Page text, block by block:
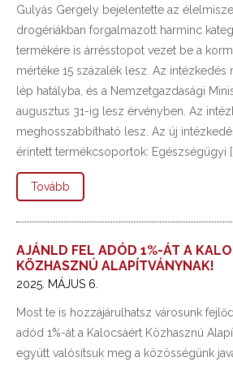
Gulyás Gergely bejelentette az
drogériákban forgalmazott harminc
termékére is árrésstopot vezet be a
mértéke 15 százalék lesz. Az intézkedés
lép hatályba, és a Nemzetgazdasági
augusztus 31-ig lesz érvényben. Az
meghosszabbítható lesz. Az új
érintett termékcsoportok: Egészségügyi
Tovább
AJÁNLD FEL ADÓD 1%-ÁT A
KÖZHASZNÚ ALAPÍTVÁNYNAK!
2025. MÁJUS 6.
Most te is hozzájárulhatsz városunk
adód 1%-át a Kalocsáért Közhasznú
együtt valósítsuk meg a közösségünk